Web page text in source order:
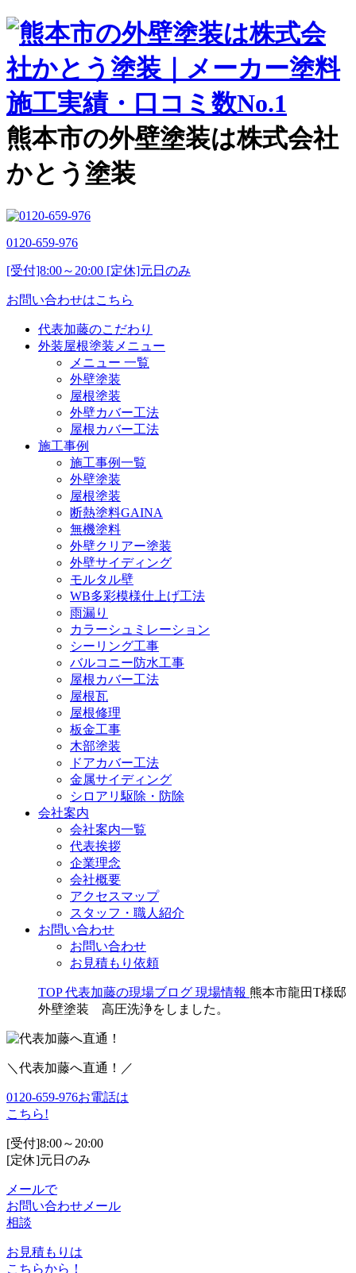
熊本市の外壁塗装は株式会社
かとう塗装
0120-659-976
[受付]8:00～20:00 [定休]元日のみ
お問い合わせはこちら
代表加藤のこだわり
外装屋根塗装メニュー
メニュー 一覧
外壁塗装
屋根塗装
外壁カバー工法
屋根カバー工法
施工事例
施工事例一覧
外壁塗装
屋根塗装
断熱塗料GAINA
無機塗料
外壁クリアー塗装
外壁サイディング
モルタル壁
WB多彩模様仕上げ工法
雨漏り
カラーシュミレーション
シーリング工事
バルコニー防水工事
屋根カバー工法
屋根瓦
屋根修理
板金工事
木部塗装
ドアカバー工法
金属サイディング
シロアリ駆除・防除
会社案内
会社案内一覧
代表挨拶
企業理念
会社概要
アクセスマップ
スタッフ・職人紹介
お問い合わせ
お問い合わせ
お見積もり依頼
TOP 代表加藤の現場ブログ 現場情報 熊本市龍田T様邸
外壁塗装 高圧洗浄をしました。
＼代表加藤へ直通！／
0120-659-976お電話は
こちら!
[受付]8:00～20:00
[定休]元日のみ
メールで
お問い合わせ メール
相談
お見積もりは
こちらから！